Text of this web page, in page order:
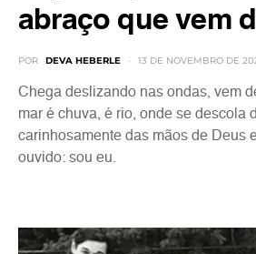
abraço que vem
POR DEVA HEBERLE 13 DE NOVEMBRO DE
Chega deslizando nas ondas, vem
mar é chuva, é rio, onde se descola
carinhosamente das mãos de Deus
ouvido: sou eu.